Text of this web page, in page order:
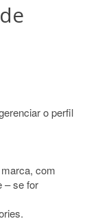
o perfil
com
– se for